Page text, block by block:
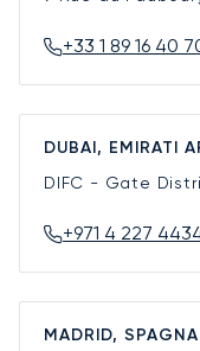
+33 1 89 16 40
DUBAI, EMIRATI
DIFC - Gate
+971 4 227
MADRID, SPAGNA